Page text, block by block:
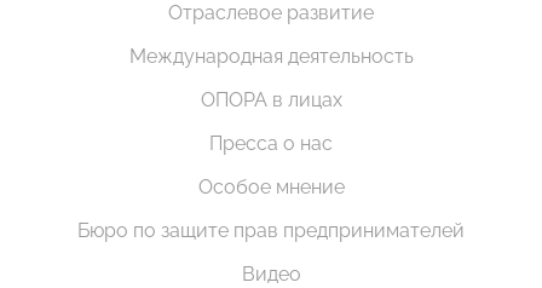
Отраслевое развитие
Международная деятельность
ОПОРА в лицах
Пресса о нас
Особое мнение
Бюро по защите прав предпринимателей
Видео